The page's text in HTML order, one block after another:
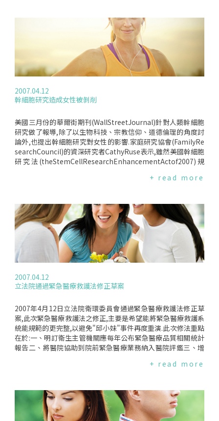
權益,美國現在有五間主要醫學院開始進行一項為期五年的研究
計畫,以瞭解醫學界對於女性和弱勢族群的不利現象,並提出三個
主要的訴求:醫學實務、教育與研究間必須有跨領域的合作、各
科的醫事人力應均衡、以及提供有文化、性別敏感度的健康照
顧.期望藉由這樣的策略,讓醫學院的資深領導者可以深入了解教
職員對於醫學領域和自身組織的觀點.美國科學學會(NationalA
alth)皆表示國家應該保障女性教職員於醫學領域的權益,讓她們
得以發揮所學和專長,而現在正是國家該去捍衛醫學領域中女性
2007.04.12
幹細胞研究造成女性被剝削
美國三月份的華爾街期刊(WallStreetJournal)針對人類幹細胞
研究做了報導,除了以生物科技、宗教信仰、道德倫理的角度討
論外,也提出幹細胞研究對女性的影響.家庭研究協會(FamilyRe
searchCouncil)的資深研究者CathyRuse表示,雖然美國幹細胞
研究法(theStemCellResearchEnhancementActof2007)規
為研究使用；但是,近來一份RAND的研究卻發現,目前約有11,0
供卵子,如此一來,勢必會造成對女性的剝削！此外,取得卵子的
過程,對於女性的健康有重大的危害,例如,腎臟衰竭、卵巢收
縮、甚至造成死亡.
+ read more
2007.04.12
立法院通過緊急醫療救護法修正草案
2007年4月12日立法院衛環委員會通過緊急醫療救護法修正草
案,此次緊急醫療救護法之修正,主要是希望能將緊急醫療救護系
統能規範的更完整,以避免"邱小妹"事件再度重演.此次修法重點
在於:一、明訂衛生主管機關應每年公布緊急醫療品質相關統計
報告二、將醫院協助到院前緊急醫療業務納入醫院評鑑三、增
機關應制定緊急醫療轉診相關辦法立法院衛環委員會並決議:緊
+ read more